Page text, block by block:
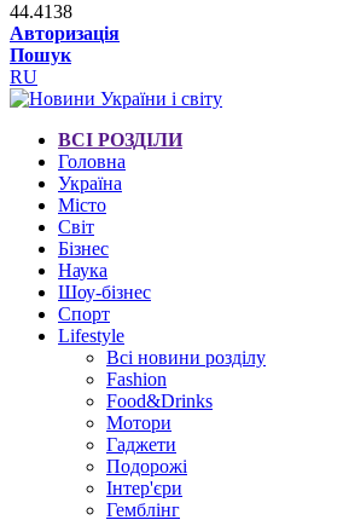
44.4138
Авторизація
Пошук
RU
ВСІ РОЗДІЛИ
Головна
Україна
Місто
Світ
Бізнес
Наука
Шоу-бізнес
Спорт
Lifestyle
Всі новини розділу
Fashion
Food&Drinks
Мотори
Гаджети
Подорожі
Інтер'єри
Гемблінг